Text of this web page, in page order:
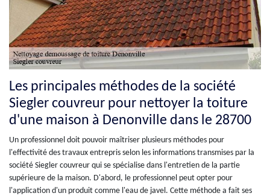
Les principales méthodes de la société
Siegler couvreur pour nettoyer la toiture
d'une maison à Denonville dans le 28700
Un professionnel doit pouvoir maîtriser plusieurs méthodes pour
l'effectivité des travaux entrepris selon les informations transmises par la
société Siegler couvreur qui se spécialise dans l'entretien de la partie
supérieure de la maison. D'abord, le professionnel peut opter pour
l'application d'un produit comme l'eau de javel. Cette méthode a fait ses